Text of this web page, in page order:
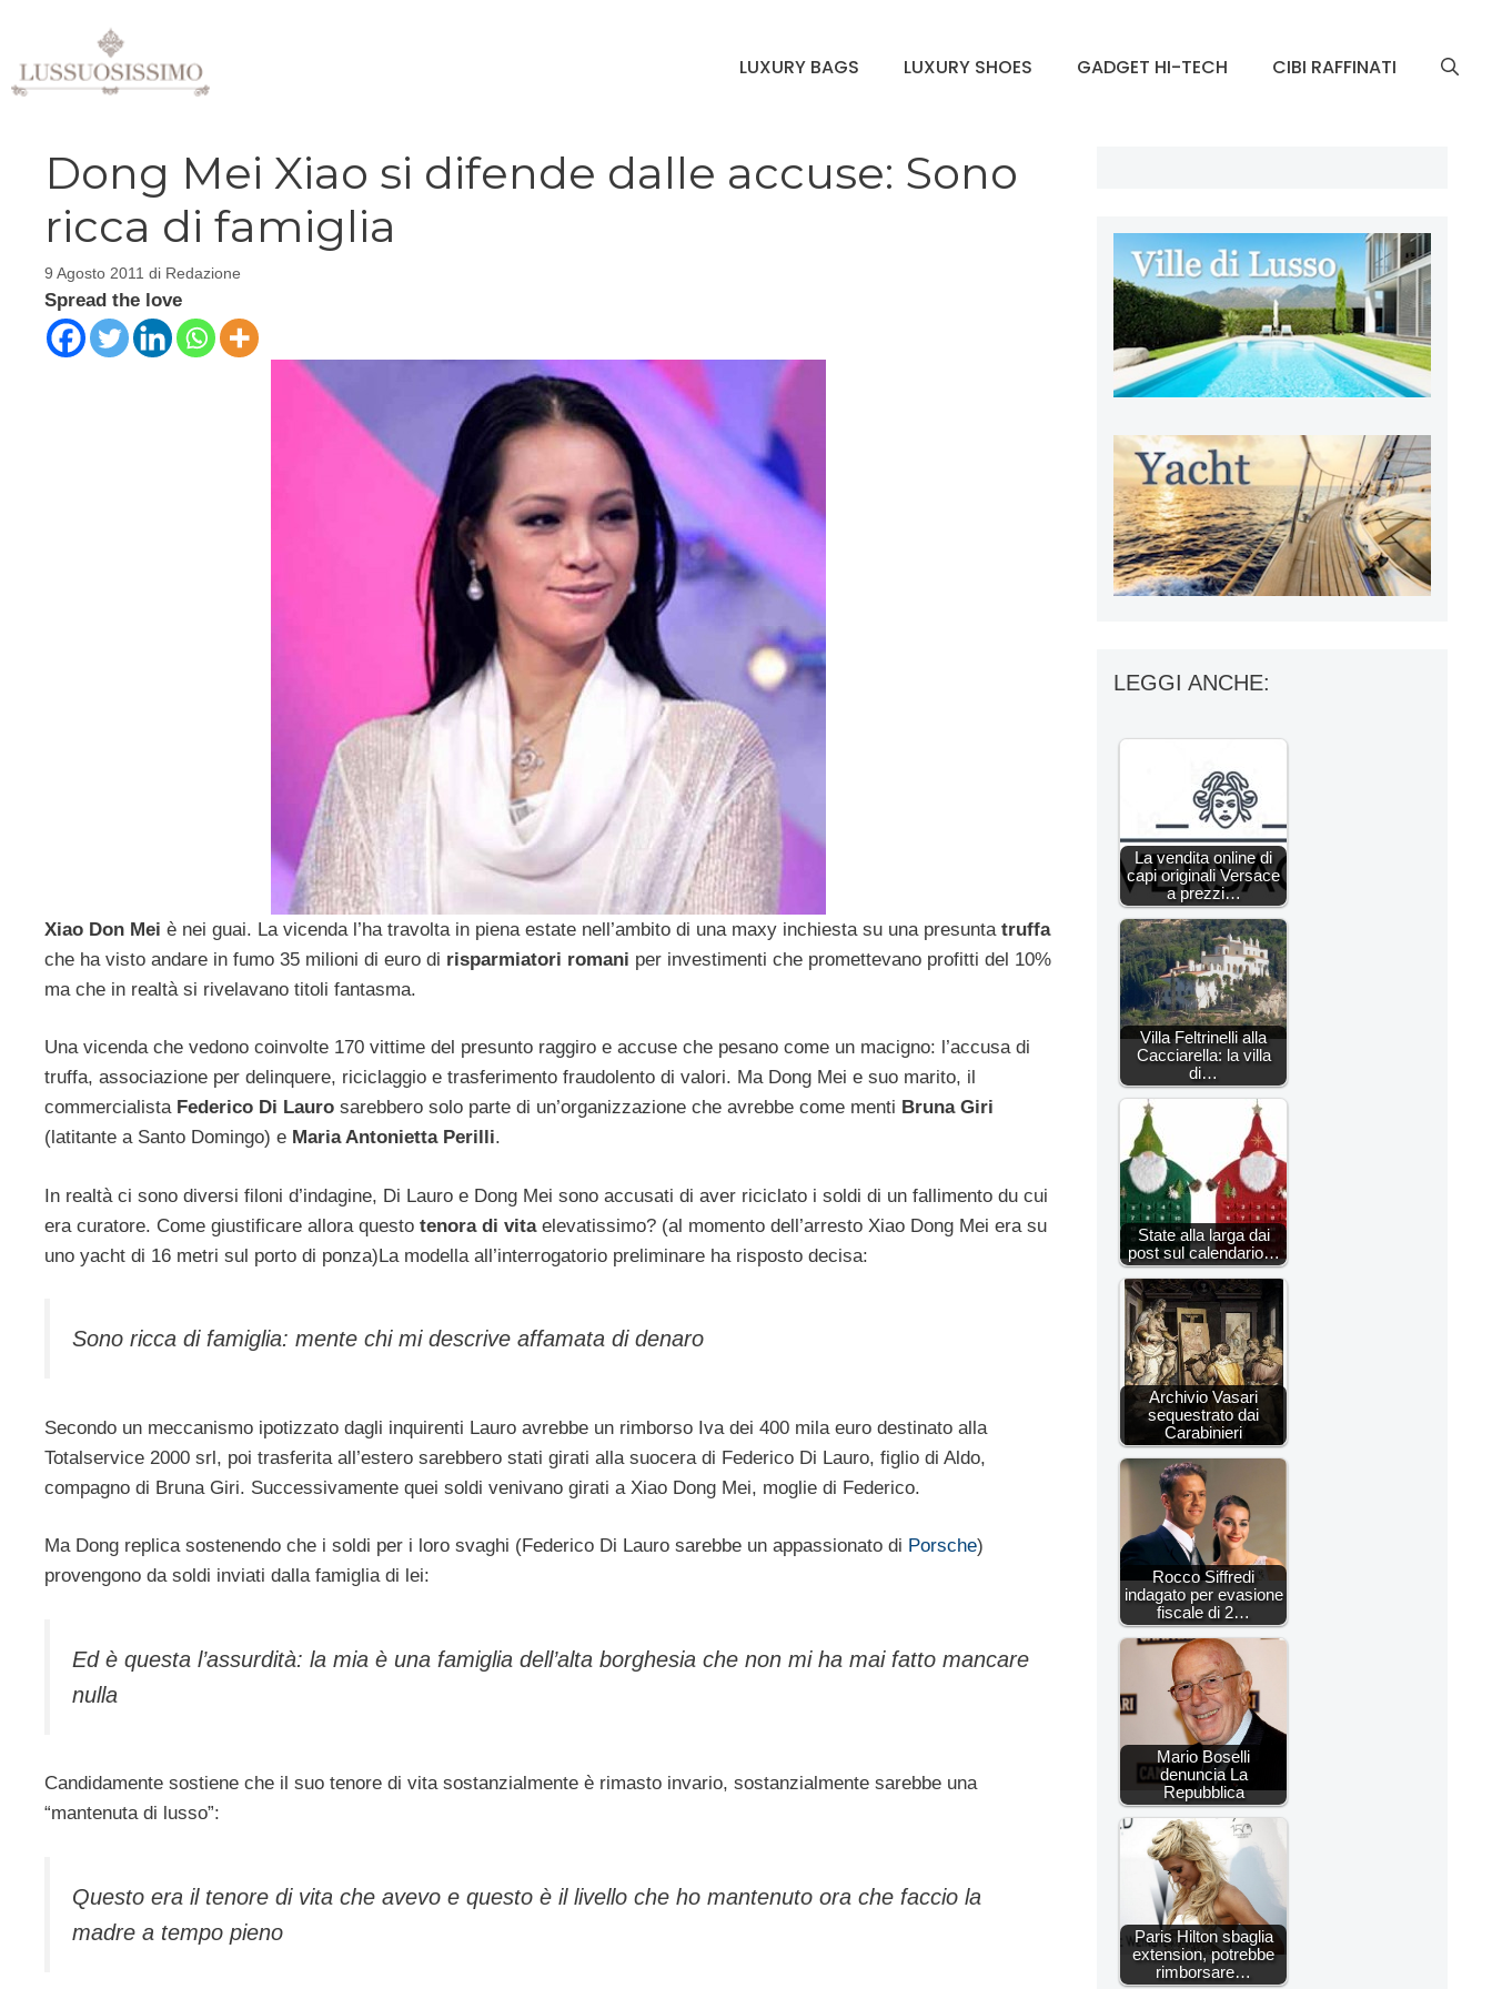
contenuto
LUXURY BAGS LUXURY SHOES GADGET HI-TECH CIBI RAFFINATI
Dong Mei Xiao si difende dalle accuse: Sono
ricca di famiglia
9 Agosto 2011 di Redazione
Spread the love
Xiao Don Mei è nei guai. La vicenda l’ha travolta in piena estate nell’ambito di una maxy inchiesta su una presunta truffa
che ha visto andare in fumo 35 milioni di euro di risparmiatori romani per investimenti che promettevano profitti del 10%
ma che in realtà si rivelavano titoli fantasma.
Una vicenda che vedono coinvolte 170 vittime del presunto raggiro e accuse che pesano come un macigno: l’accusa di
truffa, associazione per delinquere, riciclaggio e trasferimento fraudolento di valori. Ma Dong Mei e suo marito, il
commercialista Federico Di Lauro sarebbero solo parte di un’organizzazione che avrebbe come menti Bruna Giri
(latitante a Santo Domingo) e Maria Antonietta Perilli.
In realtà ci sono diversi filoni d’indagine, Di Lauro e Dong Mei sono accusati di aver riciclato i soldi di un fallimento du cui
era curatore. Come giustificare allora questo tenora di vitaelevatissimo? (al momento dell’arresto Xiao Dong Mei era su
uno yacht di 16 metri sul porto di ponza)La modella all’interrogatorio preliminare ha risposto decisa:
Sono ricca di famiglia: mente chi mi descrive affamata di denaro
Secondo un meccanismo ipotizzato dagli inquirenti Lauro avrebbe un rimborso Iva dei 400 mila euro destinato alla
Totalservice 2000 srl, poi trasferita all’estero sarebbero stati girati alla suocera di Federico Di Lauro, figlio di Aldo,
compagno di Bruna Giri. Successivamente quei soldi venivano girati a Xiao Dong Mei, moglie di Federico.
Ma Dong replica sostenendo che i soldi per i loro svaghi (Federico Di Lauro sarebbe un appassionato di Porsche)
provengono da soldi inviati dalla famiglia di lei:
Ed è questa l’assurdità: la mia è una famiglia dell’alta borghesia che non mi ha mai fatto mancare
nulla
Candidamente sostiene che il suo tenore di vita sostanzialmente è rimasto invario, sostanzialmente sarebbe una
“mantenuta di lusso”:
Questo era il tenore di vita che avevo e questo è il livello che ho mantenuto ora che faccio la
madre a tempo pieno
LEGGI ANCHE:
La vendita online di
capi originali Versace
a prezzi…
Villa Feltrinelli alla
Cacciarella: la villa
di…
State alla larga dai
post sul calendario…
Archivio Vasari
sequestrato dai
Carabinieri
Rocco Siffredi
indagato per evasione
fiscale di 2…
Mario Boselli
denuncia La
Repubblica
Paris Hilton sbaglia
extension, potrebbe
rimborsare…